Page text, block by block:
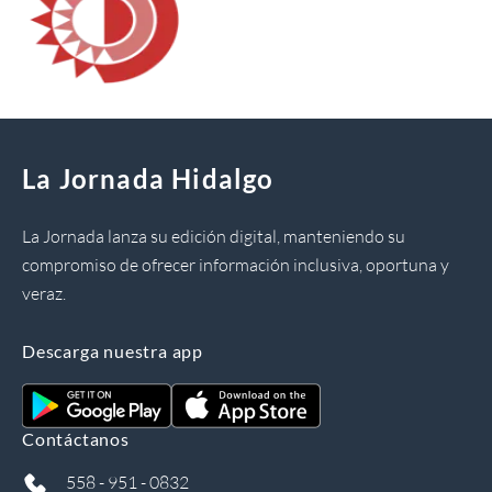
La Jornada Hidalgo
La Jornada lanza su edición digital, manteniendo su
compromiso de ofrecer información inclusiva, oportuna y
veraz.
Descarga nuestra app
Contáctanos
558 - 951 - 0832